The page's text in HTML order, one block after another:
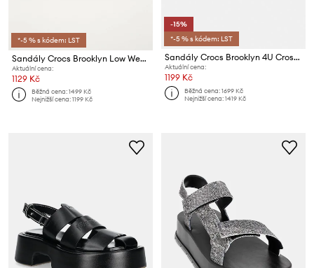
*-5 % s kódem: LST
Sandály Crocs Brooklyn Low Wedge
Aktuální cena:
1129 Kč
Běžná cena:1499 Kč
Nejnižší cena:1199 Kč
-15%
*-5 % s kódem: LST
Sandály Crocs Brooklyn 4U Cross Strap Sandal
Aktuální cena:
1199 Kč
Běžná cena:1699 Kč
Nejnižší cena:1419 Kč